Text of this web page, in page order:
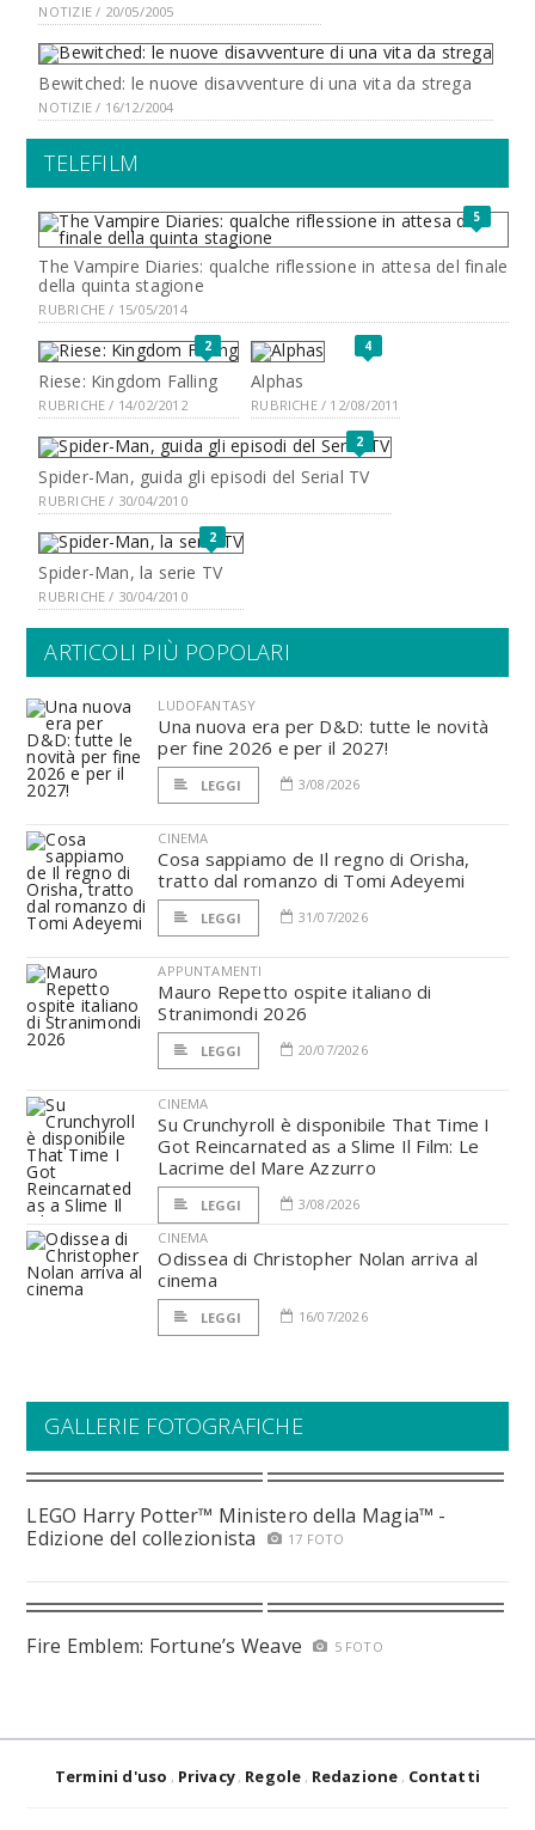
NOTIZIE / 20/05/2005
Bewitched: le nuove disavventure di una vita da strega
NOTIZIE / 16/12/2004
TELEFILM
5
The Vampire Diaries: qualche riflessione in attesa del finale
della quinta stagione
RUBRICHE / 15/05/2014
2
Riese: Kingdom Falling
RUBRICHE / 14/02/2012
4
Alphas
RUBRICHE / 12/08/2011
2
Spider-Man, guida gli episodi del Serial TV
RUBRICHE / 30/04/2010
2
Spider-Man, la serie TV
RUBRICHE / 30/04/2010
ARTICOLI PIÙ POPOLARI
LUDOFANTASY
Una nuova era per D&D: tutte le novità
per fine 2026 e per il 2027!
LEGGI 3/08/2026
CINEMA
Cosa sappiamo de Il regno di Orisha,
tratto dal romanzo di Tomi Adeyemi
LEGGI 31/07/2026
APPUNTAMENTI
Mauro Repetto ospite italiano di
Stranimondi 2026
LEGGI 20/07/2026
CINEMA
Su Crunchyroll è disponibile That Time I
Got Reincarnated as a Slime Il Film: Le
Lacrime del Mare Azzurro
LEGGI
3/08/2026
CINEMA
Odissea di Christopher Nolan arriva al
cinema
LEGGI 16/07/2026
GALLERIE FOTOGRAFICHE
LEGO Harry Potter™ Ministero della Magia™ -
Edizione del collezionista
17 FOTO
Fire Emblem: Fortune’s Weave 5 FOTO
Termini d'uso Privacy Regole Redazione Contatti